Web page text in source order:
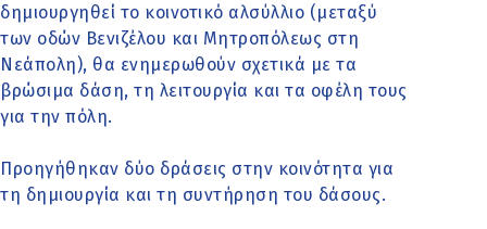
δημιουργηθεί το κοινοτικό αλσύλλιο (μεταξύ
των οδών Βενιζέλου και Μητροπόλεως στη
Νεάπολη), θα ενημερωθούν σχετικά με τα
βρώσιμα δάση, τη λειτουργία και τα οφέλη τους
για την πόλη.
Προηγήθηκαν δύο δράσεις στην κοινότητα για
τη δημιουργία και τη συντήρηση του δάσους.